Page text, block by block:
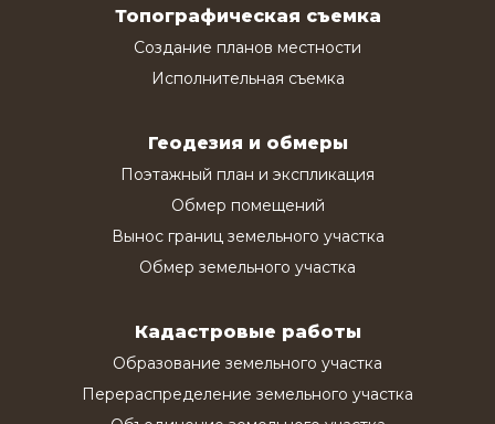
Топографическая съемка
Создание планов местности
Исполнительная съемка
Геодезия и обмеры
Поэтажный план и экспликация
Обмер помещений
Вынос границ земельного участка
Обмер земельного участка
Кадастровые работы
Образование земельного участка
Перераспределение земельного участка